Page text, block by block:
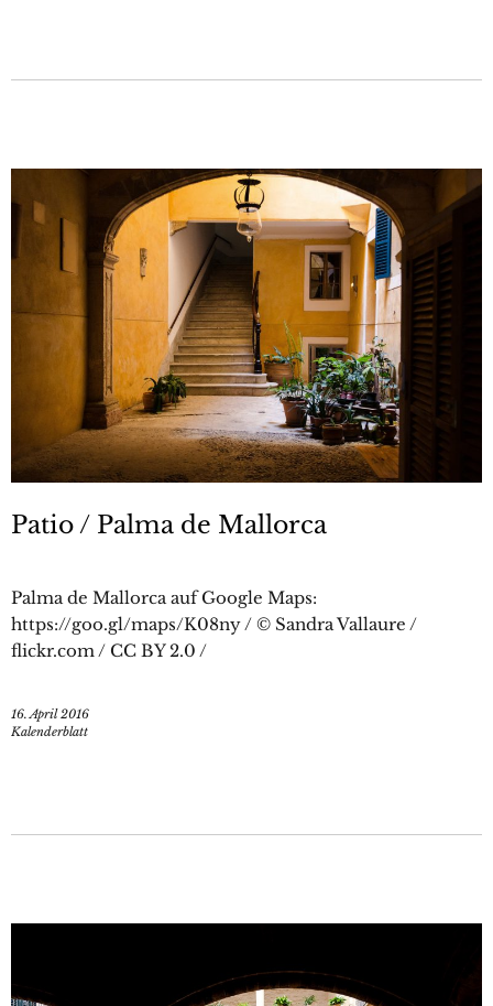
Patio / Palma de Mallorca
Palma de Mallorca auf Google Maps:
https://goo.gl/maps/K08ny / © Sandra Vallaure /
flickr.com / CC BY 2.0 /
16. April 2016
Kalenderblatt